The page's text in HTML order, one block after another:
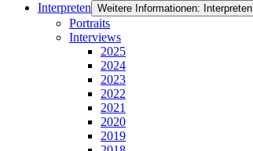
Interpreten Weitere Informationen: Interpreten
Portraits
Interviews
2025
2024
2023
2022
2021
2020
2019